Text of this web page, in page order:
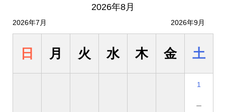
2026年8月
2026年7月 2026年9月
日 月 火 水 木 金 土
1
－